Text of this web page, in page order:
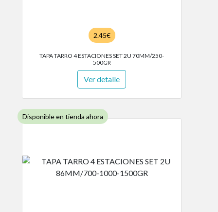
2.45€
TAPA TARRO 4 ESTACIONES SET 2U 70MM/250-
500GR
Ver detalle
Disponible en tienda ahora